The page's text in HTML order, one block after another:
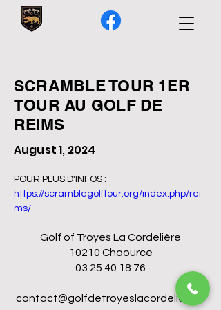
SCRAMBLE TOUR 1ER
TOUR AU GOLF DE
REIMS
August 1, 2024
POUR PLUS D'INFOS :
https://scramblegolftour.org/index.php/rei
ms/
Golf of Troyes La Cordelière
10210 Chaource
03 25 40 18 76
contact@golfdetroyeslacordeliere.fr